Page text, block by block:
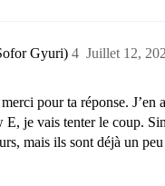
Gyuri) Juillet 12,
4
pour ta réponse. J’en
E, je vais tenter le coup.
mais ils sont déjà un peu